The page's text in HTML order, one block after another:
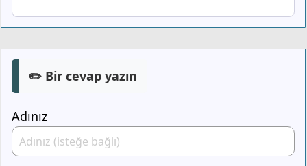
✏️ Bir cevap yazın
Adınız